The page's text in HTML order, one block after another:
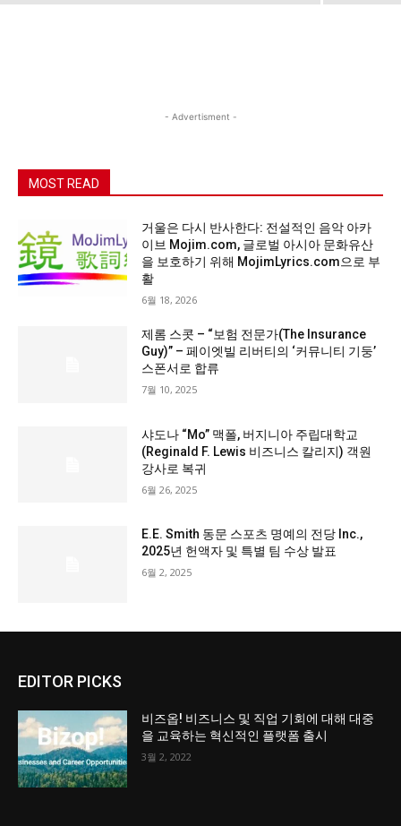
- Advertisment -
MOST READ
거울은 다시 반사한다: 전설적인 음악 아카
이브 Mojim.com, 글로벌 아시아 문화유산
을 보호하기 위해 MojimLyrics.com으로 부
활
6월 18, 2026
제롬 스콧 – “보험 전문가(The Insurance
Guy)” – 페이엣빌 리버티의 ‘커뮤니티 기둥’
스폰서로 합류
7월 10, 2025
샤도나 “Mo” 맥폴, 버지니아 주립대학교
(Reginald F. Lewis 비즈니스 칼리지) 객원
강사로 복귀
6월 26, 2025
E.E. Smith 동문 스포츠 명예의 전당 Inc.,
2025년 헌액자 및 특별 팀 수상 발표
6월 2, 2025
EDITOR PICKS
비즈옵! 비즈니스 및 직업 기회에 대해 대중
을 교육하는 혁신적인 플랫폼 출시
3월 2, 2022